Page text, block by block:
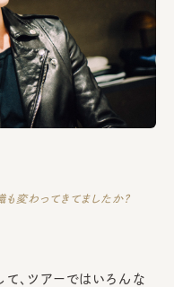
変わってきてましたか？
、ツアーではいろんな